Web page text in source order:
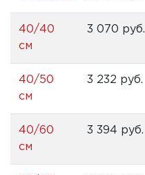
40/40
см
3 070 pуб.
40/50
см
3 232 pуб.
40/60
см
3 394 pуб.